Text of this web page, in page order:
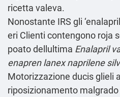
ricetta valeva.
Nonostante IRS gli
eri Clienti contengono roja
poato dellultima Enalapril
enapren lanex naprilene
Motorizzazione ducis glieli
riposizionamento